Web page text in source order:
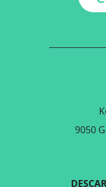
9050